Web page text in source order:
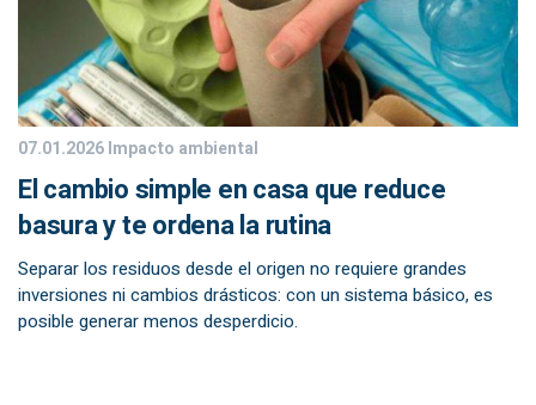
07.01.2026Impacto ambiental
El cambio simple en casa que reduce
basura y te ordena la rutina
Separar los residuos desde el origen no requiere grandes
inversiones ni cambios drásticos: con un sistema básico, es
posible generar menos desperdicio.